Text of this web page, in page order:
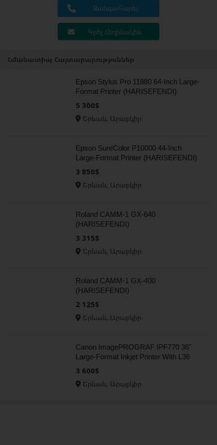
Զանգահարել
Գրել Հեղինակին
Նմանատիպ Հայտարարություններ
Epson Stylus Pro 11880 64-Inch Large-
Format Printer (HARISEFENDI)
5 300$
Երևան, Արաբկիր
Epson SureColor P10000 44-Inch
Large-Format Printer (HARISEFENDI)
3 850$
Երևան, Արաբկիր
Roland CAMM-1 GX-640
(HARISEFENDI)
3 315$
Երևան, Արաբկիր
Roland CAMM-1 GX-400
(HARISEFENDI)
2 125$
Երևան, Արաբկիր
Canon ImagePROGRAF IPF770 36"
Large-Format Inkjet Printer With L36
Scanner (HARISEFENDI)
3 600$
Երևան, Արաբկիր